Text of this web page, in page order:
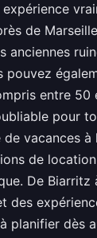
de
pouvez
entre
pour
vacances
de
De
des
planifier dès